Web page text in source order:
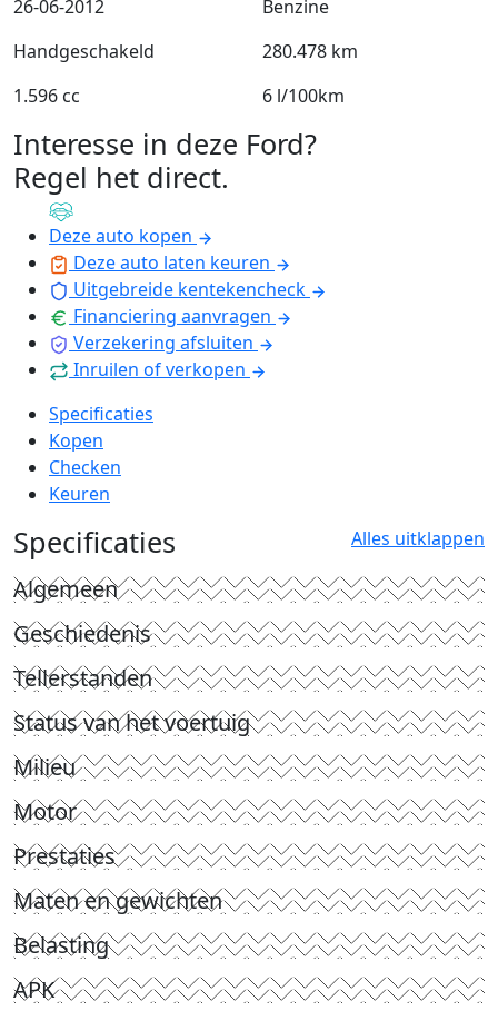
26-06-2012
Benzine
Handgeschakeld
280.478 km
1.596 cc
6 l/100km
Interesse in deze Ford?
Regel het direct.
Deze auto kopen
Deze auto laten keuren
Uitgebreide kentekencheck
Financiering aanvragen
Verzekering afsluiten
Inruilen of verkopen
Specificaties
Kopen
Checken
Keuren
Specificaties Alles uitklappen
Algemeen
Geschiedenis
Tellerstanden
Status van het voertuig
Milieu
Motor
Prestaties
Maten en gewichten
Belasting
APK